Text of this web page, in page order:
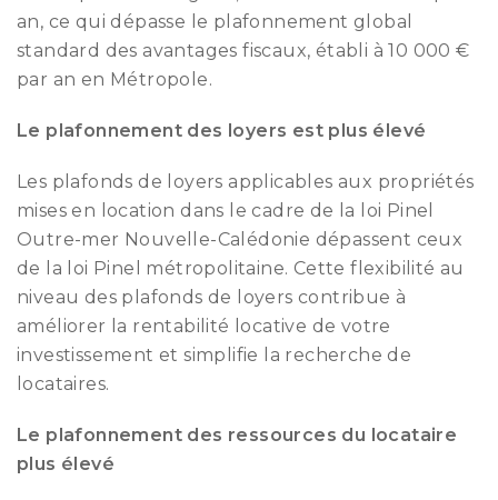
an, ce qui dépasse le plafonnement global
standard des avantages fiscaux, établi à 10 000 €
par an en Métropole.
Le plafonnement des loyers est plus élevé
Les plafonds de loyers applicables aux propriétés
mises en location dans le cadre de la loi Pinel
Outre-mer Nouvelle-Calédonie dépassent ceux
de la loi Pinel métropolitaine. Cette flexibilité au
niveau des plafonds de loyers contribue à
améliorer la rentabilité locative de votre
investissement et simplifie la recherche de
locataires.
Le plafonnement des ressources du locataire
plus élevé